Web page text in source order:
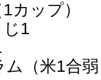
プ）
1
米1合弱